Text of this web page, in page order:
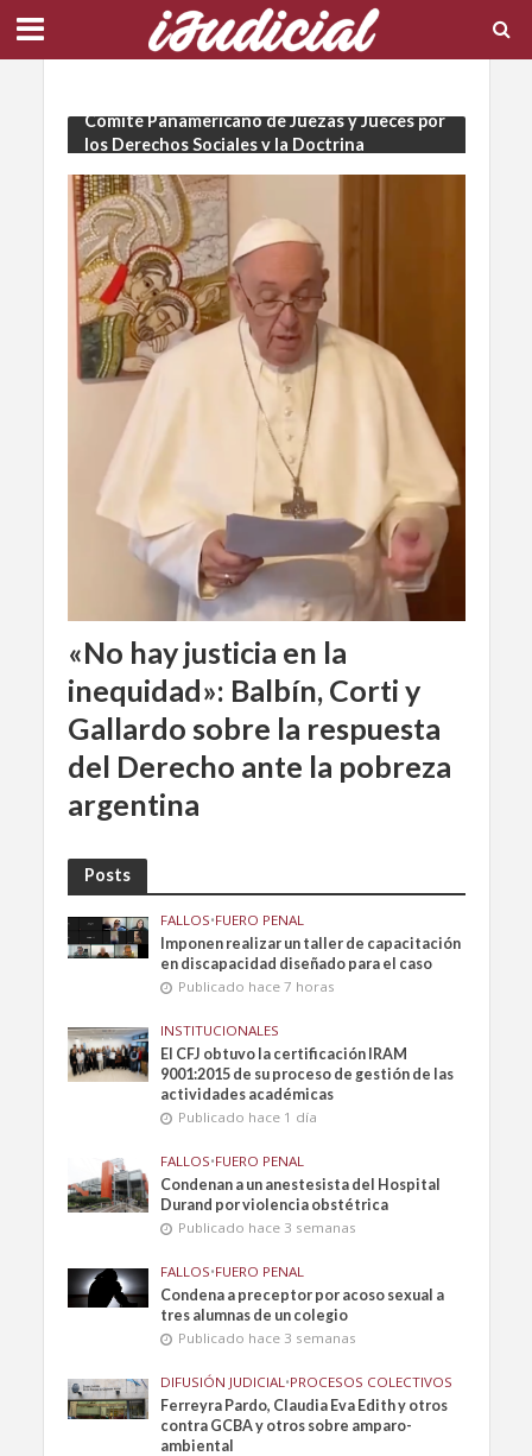
Comité Panamericano de Juezas y Jueces por
los Derechos Sociales y la Doctrina
«No hay justicia en la
inequidad»: Balbín, Corti y
Gallardo sobre la respuesta
del Derecho ante la pobreza
argentina
Posts
FALLOS•FUERO PENAL
Imponen realizar un taller de capacitación
en discapacidad diseñado para el caso
Publicado hace 7 horas
INSTITUCIONALES
El CFJ obtuvo la certificación IRAM
9001:2015 de su proceso de gestión de las
actividades académicas
Publicado hace 1 día
FALLOS•FUERO PENAL
Condenan a un anestesista del Hospital
Durand por violencia obstétrica
Publicado hace 3 semanas
FALLOS•FUERO PENAL
Condena a preceptor por acoso sexual a
tres alumnas de un colegio
Publicado hace 3 semanas
DIFUSIÓN JUDICIAL •PROCESOS COLECTIVOS
Ferreyra Pardo, Claudia Eva Edith y otros
contra GCBA y otros sobre amparo-
ambiental